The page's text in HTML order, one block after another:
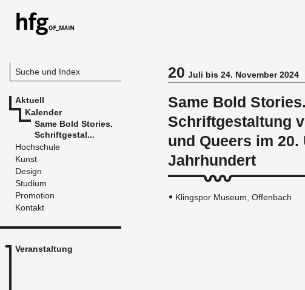
Suche und Index
Aktuell
Kalender
Same Bold Stories.
Schriftgestal...
Hochschule
Kunst
Design
Studium
Promotion
Kontakt
Veranstaltung
20Juli bis 24. November 2024
Same Bold Stories.
Schriftgestaltung
und Queers im 20.
Jahrhundert
Klingspor Museum, Offenbach